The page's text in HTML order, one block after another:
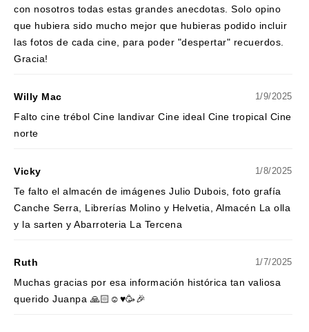
con nosotros todas estas grandes anecdotas. Solo opino
que hubiera sido mucho mejor que hubieras podido incluir
las fotos de cada cine, para poder "despertar" recuerdos.
Gracia!
Willy Mac 1/9/2025
Falto cine trébol Cine landivar Cine ideal Cine tropical Cine
norte
Vicky 1/8/2025
Te falto el almacén de imágenes Julio Dubois, foto grafía
Canche Serra, Librerías Molino y Helvetia, Almacén La olla
y la sarten y Abarroteria La Tercena
Ruth 1/7/2025
Muchas gracias por esa información histórica tan valiosa
querido Juanpa 🙏🏻☺️♥️🥳🎉